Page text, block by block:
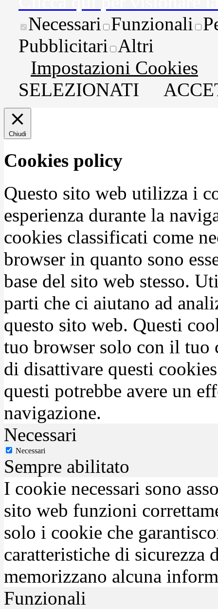
Necessari Funzionali
Pubblicitari Altri
Impostazioni Cookies
SELEZIONATI
Chiudi
Cookies policy
Questo sito web utilizza i
esperienza durante la
cookies classificati come
browser in quanto sono
base del sito web stesso.
parti che ci aiutano ad
questo sito web. Questi
tuo browser solo con il tuo
di disattivare questi
questi potrebbe avere un
navigazione.
Necessari
Necessari
Sempre abilitato
I cookie necessari sono
sito web funzioni
solo i cookie che
caratteristiche di sicurezza
memorizzano alcuna
Funzionali